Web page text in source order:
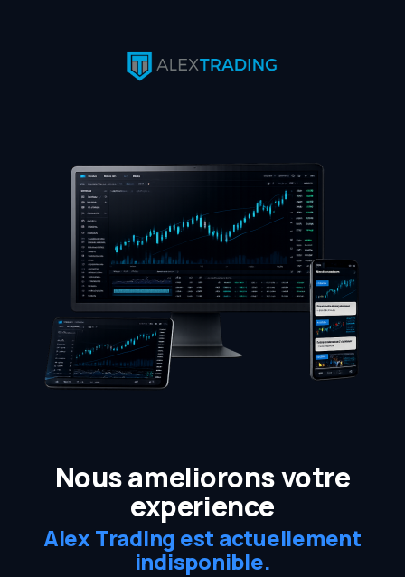
Nous ameliorons votre
experience
Alex Trading est actuellement
indisponible.